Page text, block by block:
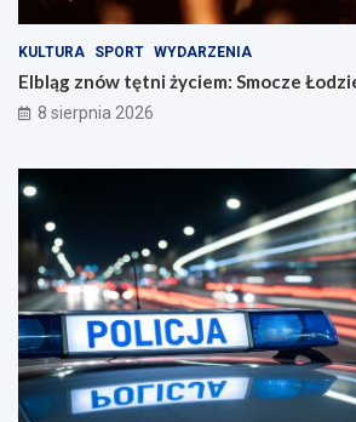
i
n
d
r
a
c
e
!
KULTURA SPORT WYDARZENIA
Elbląg znów tętni życiem: Smocze
8 sierpnia 2026